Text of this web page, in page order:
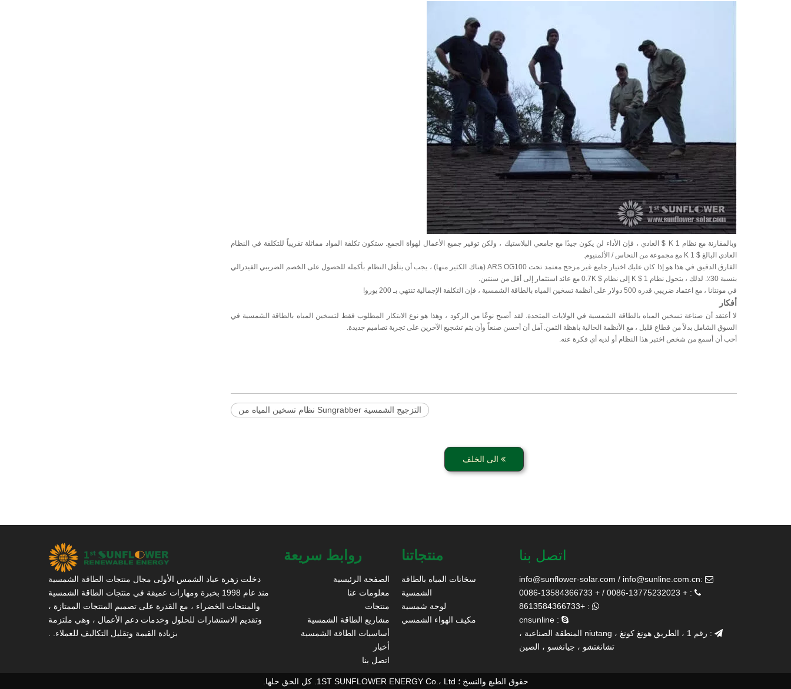
وبالمقارنة مع نظام K 1 $ العادي ، فإن الأداء لن يكون جيدًا مع جامعي البلاستيك ، ولكن توفير جميع الأعمال لهواة الجمع. ستكون تكلفة المواد مماثلة تقريباً للتكلفة في النظام
العادي البالغ $ 1 K مع مجموعة من النحاس / الألمنيوم.
الفارق الدقيق في هذا هو إذا كان عليك اختيار جامع غير مزجج معتمد تحت ARS OG100 (هناك الكثير منها) ، يجب أن يتأهل النظام بأكمله للحصول على الخصم الضريبي الفيدرالي
بنسبة 30٪. لذلك ، يتحول نظام K $ 1 إلى نظام $ 0.7K مع عائد استثمار إلى أقل من سنتين.
في مونتانا ، مع اعتماد ضريبي قدره 500 دولار على أنظمة تسخين المياه بالطاقة الشمسية ، فإن التكلفة الإجمالية تنتهي بـ 200 يورو!
أفكار
لا أعتقد أن صناعة تسخين المياه بالطاقة الشمسية في الولايات المتحدة. لقد أصبح نوعًا من الركود ، وهذا هو نوع الابتكار المطلوب فقط لتسخين المياه بالطاقة الشمسية في
السوق الشامل بدلاً من قطاع قليل ، مع الأنظمة الحالية باهظة الثمن. آمل أن أحسن صنعاً وأن يتم تشجيع الآخرين على تجربة تصاميم جديدة.
أحب أن أسمع من شخص اختبر هذا النظام أو لديه أي فكرة عنه.
التزجيج الشمسية Sungrabber نظام تسخين المياه من
الى الخلف
دخلت زهرة عباد الشمس الأولى مجال منتجات الطاقة الشمسية
منذ عام 1998 بخبرة ومهارات عميقة في منتجات الطاقة الشمسية
والمنتجات الخضراء ، مع القدرة على تصميم المنتجات الممتازة ،
وتقديم الاستشارات للحلول وخدمات دعم الأعمال ، وهي ملتزمة
بزيادة القيمة وتقليل التكاليف للعملاء. .
روابط سريعة
الصفحة الرئيسية
معلومات عنا
منتجات
مشاريع الطاقة الشمسية
أساسيات الطاقة الشمسية
أخبار
اتصل بنا
منتجاتنا
سخانات المياه بالطاقة
الشمسية
لوحة شمسية
مكيف الهواء الشمسي
اتصل بنا

:
info@sunflower-solar.com / info@sunline.com.cn

: + 0086-13775232023 / + 0086-13584366733

: +8613584366733

: cnsunline
 : رقم 1 ، الطريق هونغ كونغ ، niutang المنطقة الصناعية ،
تشانغتشو ، جيانغسو ، الصين
حقوق الطبع والنسخ ؛ 1ST SUNFLOWER ENERGY Co.، Ltd. كل الحق حلها.